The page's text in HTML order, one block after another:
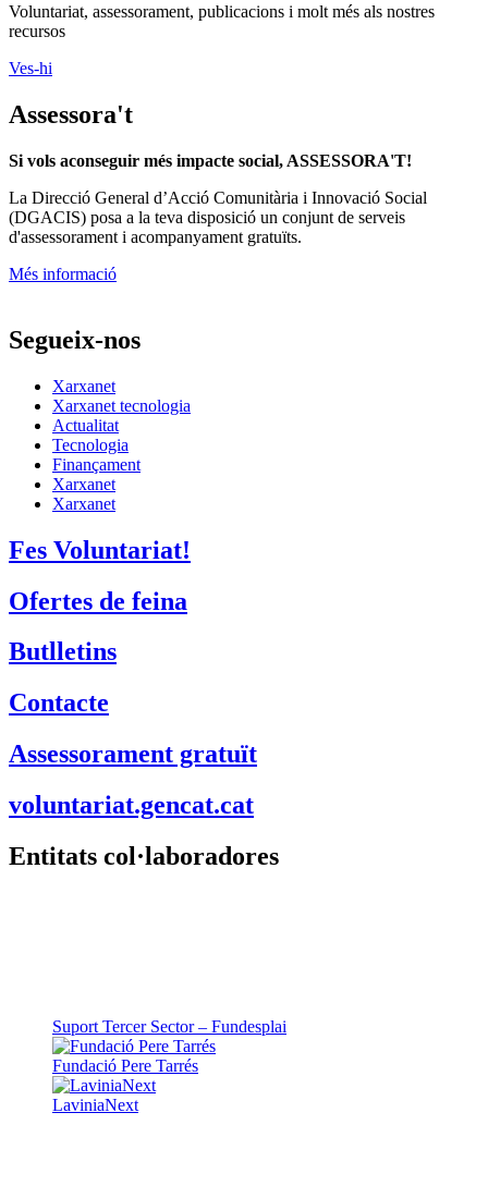
Voluntariat, assessorament, publicacions i molt més als nostres
recursos
Ves-hi
Assessora't
Si vols aconseguir més impacte social, ASSESSORA'T!
La Direcció General d’Acció Comunitària i Innovació Social
(DGACIS) posa a la teva disposició un conjunt de serveis
d'assessorament i acompanyament gratuïts.
Més informació
Segueix-nos
Xarxanet
Xarxanet tecnologia
Actualitat
Tecnologia
Finançament
Xarxanet
Xarxanet
Fes Voluntariat!
Ofertes de feina
Butlletins
Contacte
Assessorament gratuït
voluntariat.gencat.cat
Entitats col·laboradores